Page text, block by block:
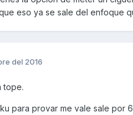
eso ya se sale del enfoque
del 2016
tope.
para provar me vale sale por